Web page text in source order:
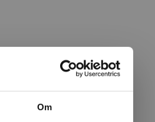
Om
och psykologi,
om sin
ett antal studiebesök i